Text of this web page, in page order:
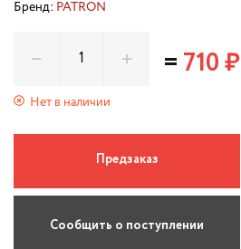
Бренд: PATRON
Нет в наличии
=710 ₽
Предзаказ
Сообщить о поступлении